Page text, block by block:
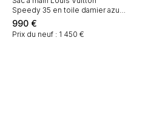
Speedy 35 en toile damier azur
et cuir naturel
990 €
Prix du neuf : 1 450 €